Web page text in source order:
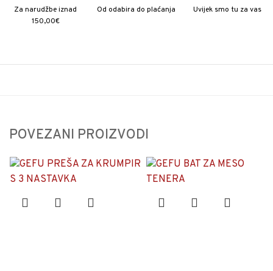
Za narudžbe iznad
150,00€
Od odabira do plaćanja Uvijek smo tu za vas
POVEZANI PROIZVODI